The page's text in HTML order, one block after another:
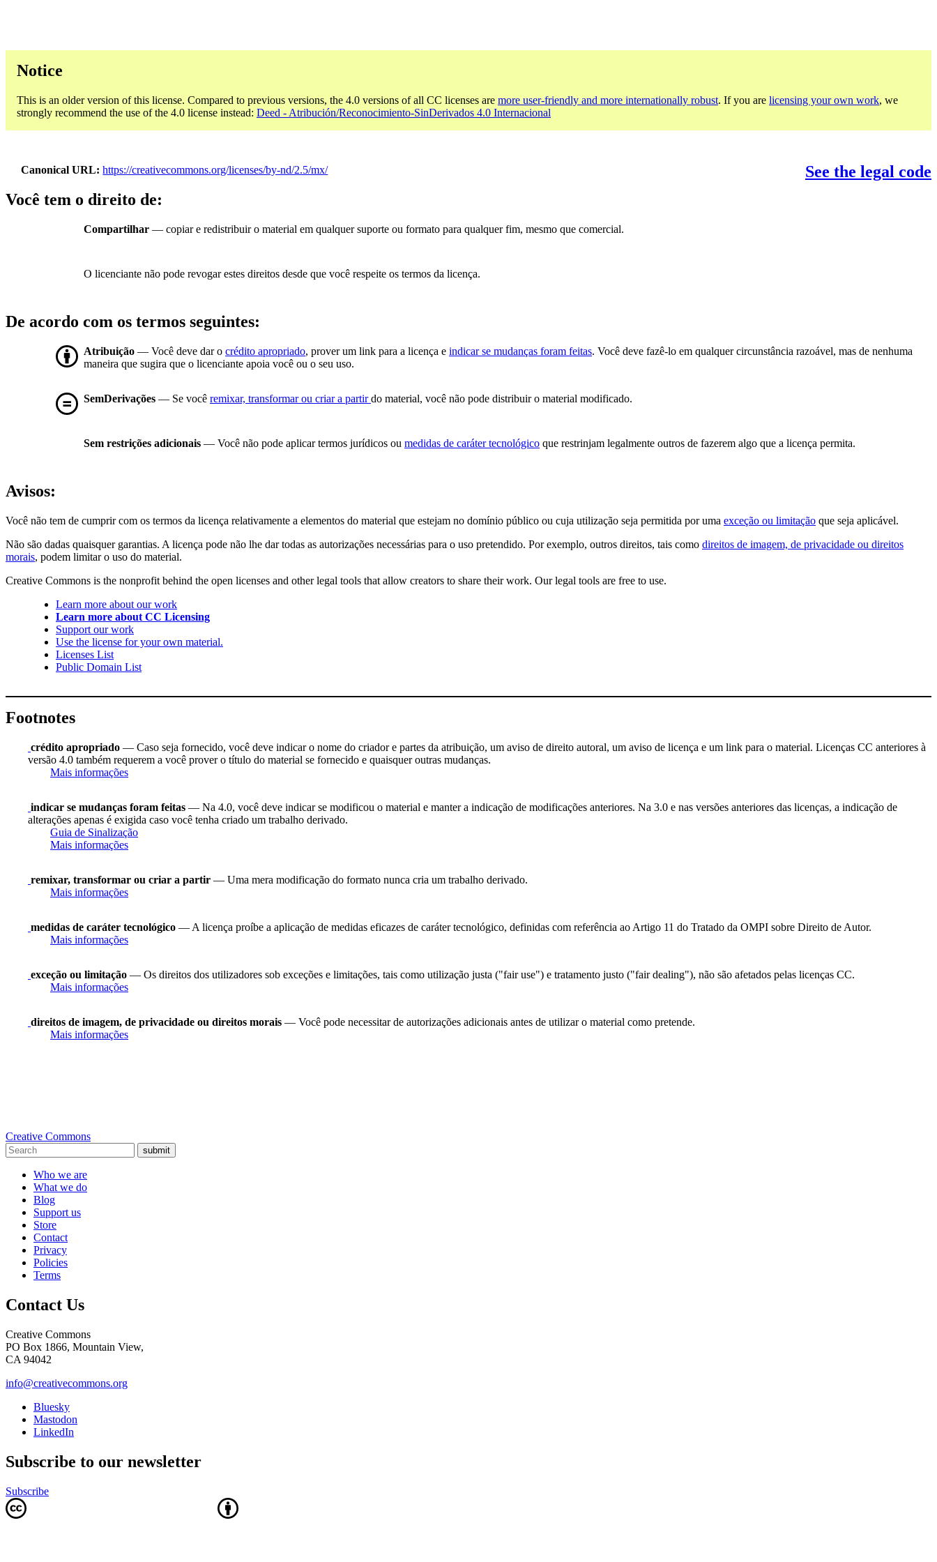
Notice
This is an older version of this license. Compared to previous versions, the 4.0 versions of all CC licenses are more user-friendly and more internationally robust. If you are licensing your own work, we
strongly recommend the use of the 4.0 license instead: Deed - Atribución/Reconocimiento-SinDerivados 4.0 Internacional
Canonical URL https://creativecommons.org/licenses/by-nd/2.5/mx/
See the legal code
Você tem o direito de:
Compartilhar — copiar e redistribuir o material em qualquer suporte ou formato para qualquer fim, mesmo que comercial.
O licenciante não pode revogar estes direitos desde que você respeite os termos da licença.
De acordo com os termos seguintes:
Atribuição — Você deve dar o crédito apropriado, prover um link para a licença e indicar se mudanças foram feitas. Você deve fazê-lo em qualquer circunstância razoável, mas de nenhuma
maneira que sugira que o licenciante apoia você ou o seu uso.
SemDerivações — Se você remixar, transformar ou criar a partirdo material, você não pode distribuir o material modificado.
Sem restrições adicionais — Você não pode aplicar termos jurídicos ou medidas de caráter tecnológico que restrinjam legalmente outros de fazerem algo que a licença permita.
Avisos:
Você não tem de cumprir com os termos da licença relativamente a elementos do material que estejam no domínio público ou cuja utilização seja permitida por uma exceção ou limitação que seja aplicável.
Não são dadas quaisquer garantias. A licença pode não lhe dar todas as autorizações necessárias para o uso pretendido. Por exemplo, outros direitos, tais como direitos de imagem, de privacidade ou direitos
morais, podem limitar o uso do material.
Creative Commons is the nonprofit behind the open licenses and other legal tools that allow creators to share their work. Our legal tools are free to use.
Learn more about our work
Learn more about CC Licensing
Support our work
Use the license for your own material.
Licenses List
Public Domain List
Footnotes
crédito apropriado — Caso seja fornecido, você deve indicar o nome do criador e partes da atribuição, um aviso de direito autoral, um aviso de licença e um link para o material. Licenças CC anteriores à
versão 4.0 também requerem a você prover o título do material se fornecido e quaisquer outras mudanças.
Mais informações
indicar se mudanças foram feitas — Na 4.0, você deve indicar se modificou o material e manter a indicação de modificações anteriores. Na 3.0 e nas versões anteriores das licenças, a indicação de
alterações apenas é exigida caso você tenha criado um trabalho derivado.
Guia de Sinalização
Mais informações
remixar, transformar ou criar a partir — Uma mera modificação do formato nunca cria um trabalho derivado.
Mais informações
medidas de caráter tecnológico — A licença proíbe a aplicação de medidas eficazes de caráter tecnológico, definidas com referência ao Artigo 11 do Tratado da OMPI sobre Direito de Autor.
Mais informações
exceção ou limitação — Os direitos dos utilizadores sob exceções e limitações, tais como utilização justa ("fair use") e tratamento justo ("fair dealing"), não são afetados pelas licenças CC.
Mais informações
direitos de imagem, de privacidade ou direitos morais — Você pode necessitar de autorizações adicionais antes de utilizar o material como pretende.
Mais informações
Creative Commons
submit
Who we are
What we do
Blog
Support us
Store
Contact
Privacy
Policies
Terms
Contact Us
Creative Commons
PO Box 1866, Mountain View,
CA 94042
info@creativecommons.org
Bluesky
Mastodon
LinkedIn
Subscribe to our newsletter
Subscribe